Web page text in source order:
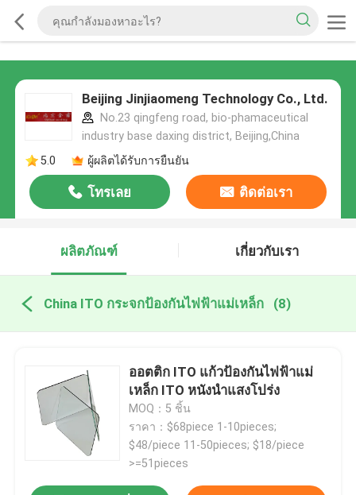
Beijing Jinjiaomeng Technology Co., Ltd.
No.23 qingfeng road, bio-phamaceutical
industry base daxing district, Beijing,China
5.0
ผู้ผลิตได้รับการยืนยัน
โทรเลย ติดต่อเรา
ผลิตภัณฑ์ เกี่ยวกับเรา
China ITO กระจกป้องกันไฟฟ้าแม่เหล็ก (8)
ออตติก ITO แก้วป้องกันไฟฟ้าแม่
เหล็ก ITO หนังนําแสงโปร่ง
MOQ：5 ชิ้น
ราคา：$68piece 1-10pieces;
$48/piece 11-50pieces; $18/piece
>=51pieces